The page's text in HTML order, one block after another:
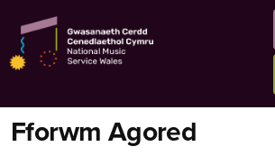
cynnwys
Fforwm Agored